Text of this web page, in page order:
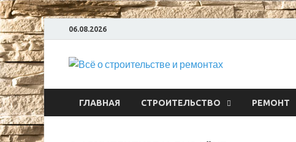
06.08.2026
Всё
ГЛАВНАЯ СТРОИТЕЛЬСТВО РЕМОНТ